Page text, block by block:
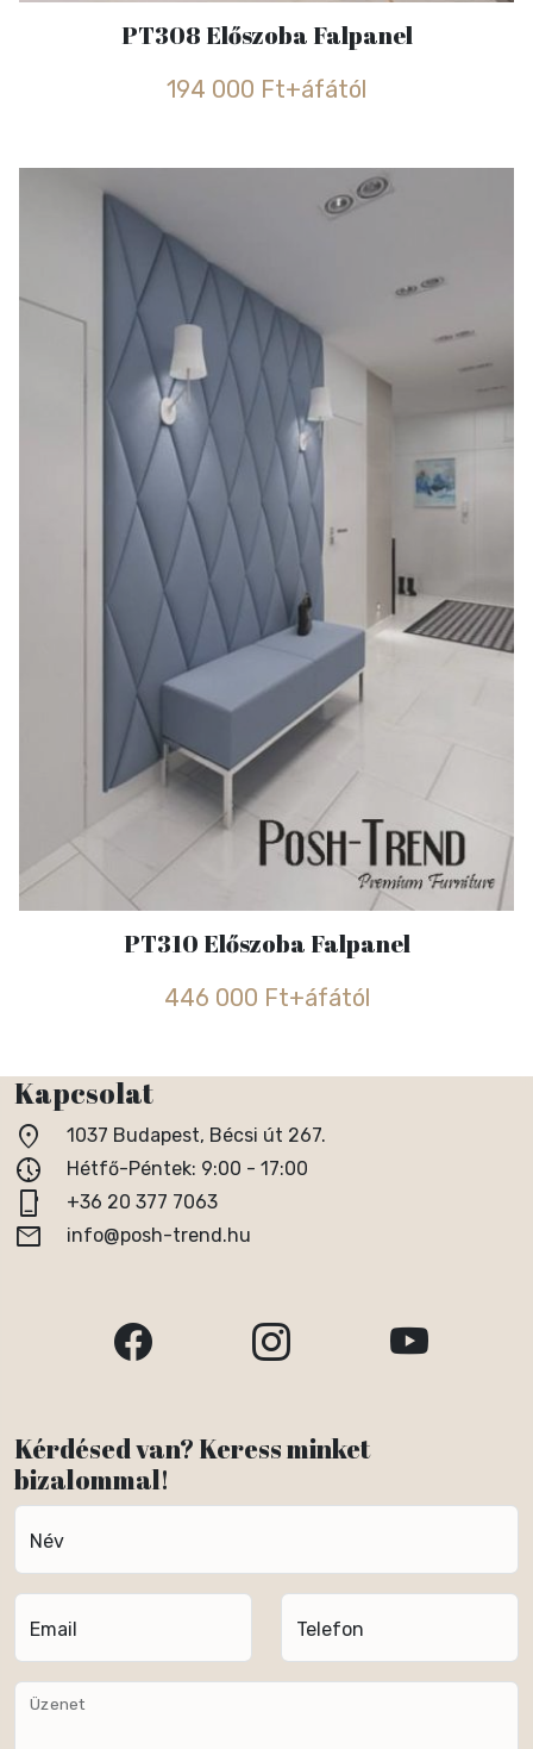
PT308 Előszoba Falpanel
194 000 Ft+áfától
PT310 Előszoba Falpanel
446 000 Ft+áfától
Kapcsolat
location_on 1037 Budapest, Bécsi út 267.
nest_clock_farsight_analog Hétfő-Péntek: 9:00 - 17:00
phone_iphone +36 20 377 7063
email info@posh-trend.hu
Kérdésed van? Keress minket
bizalommal!
Név
Email Telefon
Üzenet